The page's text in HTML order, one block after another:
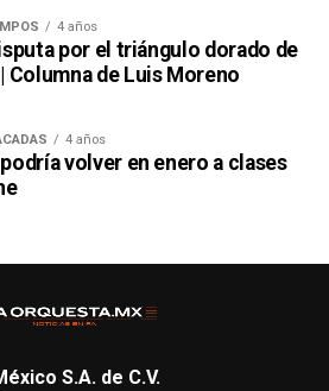
4 años
por el triángulo dorado de
Columna de Luis Moreno
4 años
podría volver en enero a clases
S.A. de C.V.